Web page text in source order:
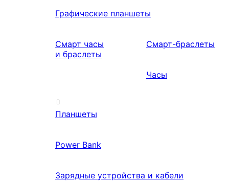
Графические планшеты
Смарт часы
и браслеты
Смарт-браслеты
Часы
Планшеты
Power Bank
Зарядные устройства и кабели